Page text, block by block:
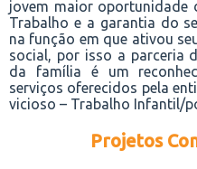
jovem maior oportunidade
Trabalho e a garantia do
na função em que ativou
social, por isso a parceria
da família é um
serviços oferecidos pela
vicioso – Trabalho Infantil/
Projetos